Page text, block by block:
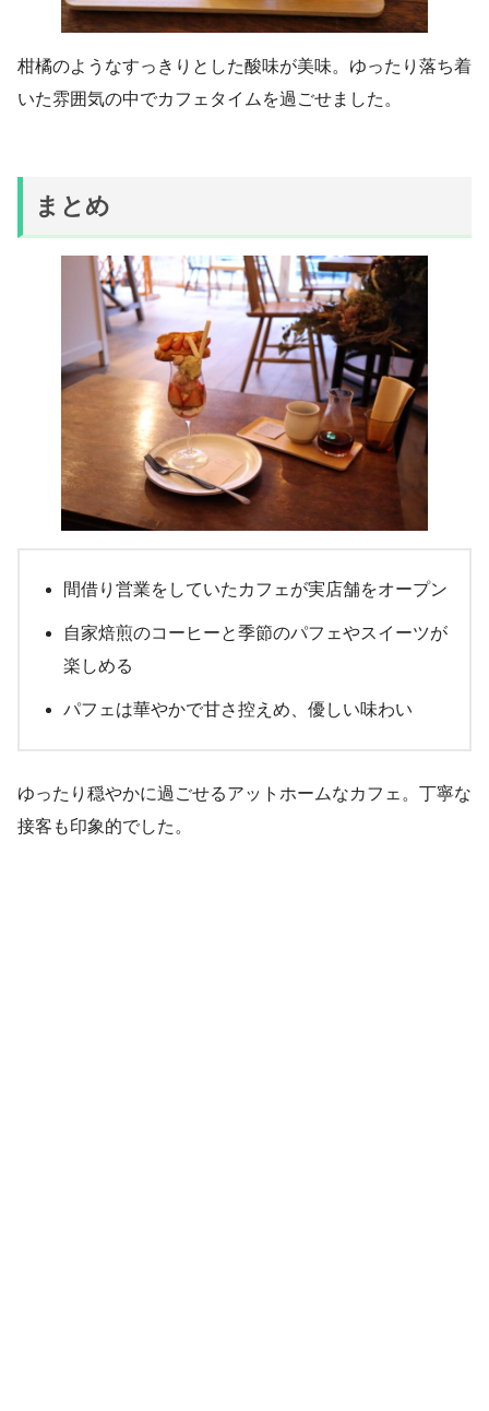
柑橘のようなすっきりとした酸味が美味。ゆったり落ち着
いた雰囲気の中でカフェタイムを過ごせました。
まとめ
間借り営業をしていたカフェが実店舗をオープン
自家焙煎のコーヒーと季節のパフェやスイーツが
楽しめる
パフェは華やかで甘さ控えめ、優しい味わい
ゆったり穏やかに過ごせるアットホームなカフェ。丁寧な
接客も印象的でした。